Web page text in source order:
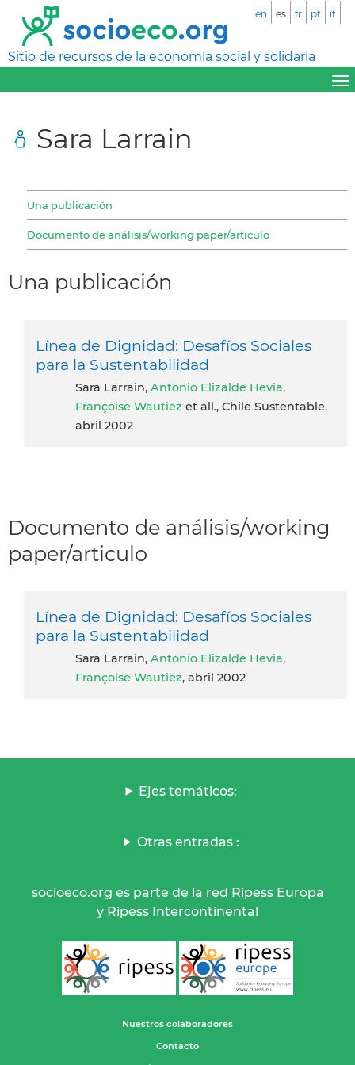
Sitio de recursos de la economía social y solidaria
en es fr pt it
Sara Larrain
Una publicación
Documento de análisis/working paper/articulo
Una publicación
Línea de Dignidad: Desafíos Sociales
para la Sustentabilidad
Sara Larrain, Antonio Elizalde Hevia,
Françoise Wautiez et all., Chile Sustentable,
abril 2002
Documento de análisis/working
paper/articulo
Línea de Dignidad: Desafíos Sociales
para la Sustentabilidad
Sara Larrain, Antonio Elizalde Hevia,
Françoise Wautiez, abril 2002
Ejes temáticos:
Otras entradas :
socioeco.org es parte de la red Ripess Europa
y Ripess Intercontinental
Nuestros colaboradores
Contacto